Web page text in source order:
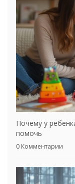
Почему у
помочь
0 Комментарии